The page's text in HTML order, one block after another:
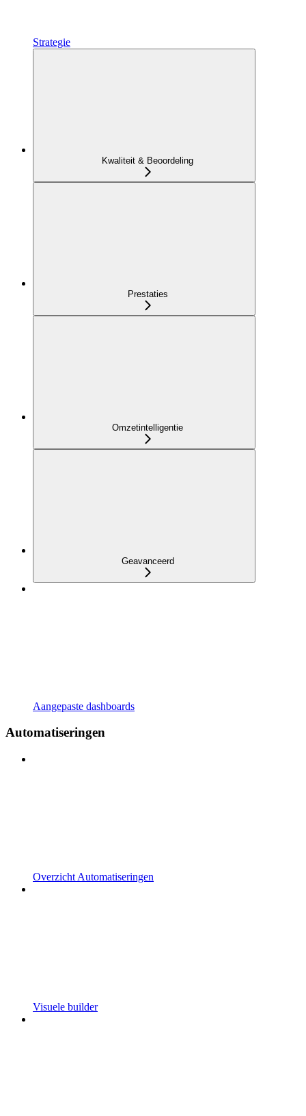
Strategie
Kwaliteit & Beoordeling
Prestaties
Omzetintelligentie
Geavanceerd
Aangepaste dashboards
Automatiseringen
Overzicht Automatiseringen
Visuele builder